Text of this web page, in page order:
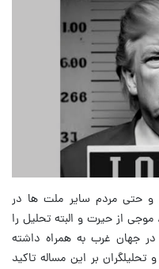
و حتی مردم سایر ملت ها در
از حیرت و البته تحلیل را
جهان غرب به همراه داشته
بر این مساله تاکید